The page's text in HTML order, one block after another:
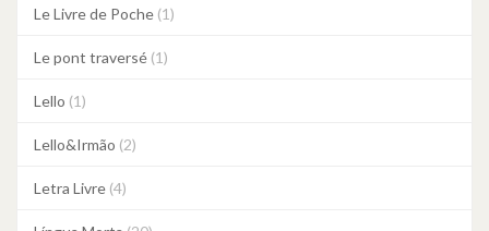
Le Livre de Poche (1)
Le pont traversé (1)
Lello (1)
Lello&Irmão (2)
Letra Livre (4)